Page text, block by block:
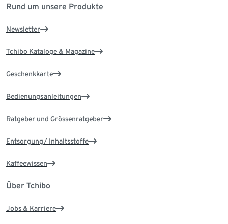
Rund um unsere Produkte
Newsletter
Tchibo Kataloge & Magazine
Geschenkkarte
Bedienungsanleitungen
Ratgeber und Grössenratgeber
Entsorgung/ Inhaltsstoffe
Kaffeewissen
Über Tchibo
Jobs & Karriere